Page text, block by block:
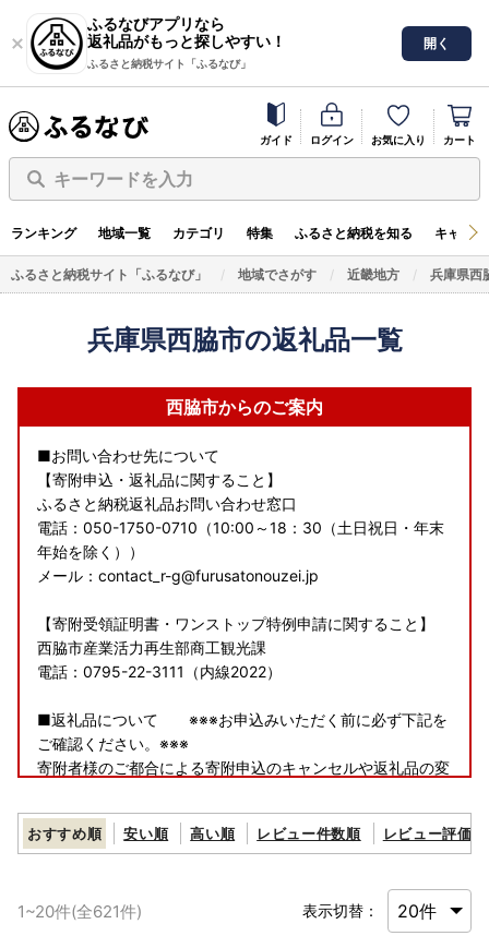
ふるなびアプリなら
返礼品がもっと探しやすい！
ふるさと納税サイト「ふるなび」
開く
ガイド ログイン お気に入り カート
キーワードを入力
ランキング 地域一覧 カテゴリ 特集 ふるさと納税を知る キャン
ふるさと納税サイト「ふるなび」 地域でさがす 近畿地方 兵庫県西
兵庫県西脇市の返礼品一覧
西脇市からのご案内
■お問い合わせ先について
【寄附申込・返礼品に関すること】
ふるさと納税返礼品お問い合わせ窓口
電話：050-1750-0710（10:00～18：30（土日祝日・年末
年始を除く））
メール：contact_r-g@furusatonouzei.jp
【寄附受領証明書・ワンストップ特例申請に関すること】
西脇市産業活力再生部商工観光課
電話：0795-22-3111（内線2022）
■返礼品について ※※※お申込みいただく前に必ず下記を
ご確認ください。※※※
寄附者様のご都合による寄附申込のキャンセルや返礼品の変
■返礼品の配送について
したら、備考欄にご入力ください。返礼品によっては、配送
日の指定をできかねる場合がございます。返礼品詳細ページ
おすすめ順 安い順 高い順 レビュー件数順 レビュー評価順
1~20件(全621件) 表示切替：